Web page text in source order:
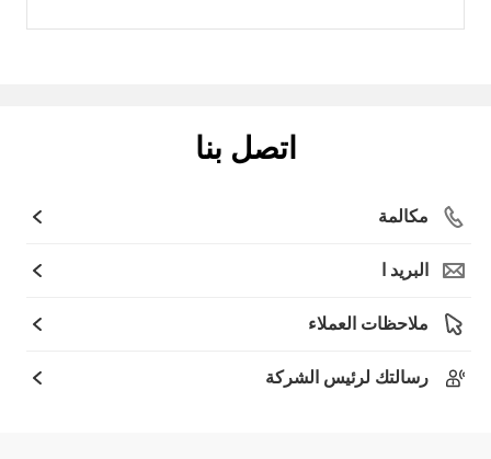
اتصل بنا
مكالمة
البريد ا
ملاحظات العملاء
رسالتك لرئيس الشركة